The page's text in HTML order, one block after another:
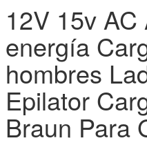
12V 15v
energía
hombres
Epilator
Braun Para